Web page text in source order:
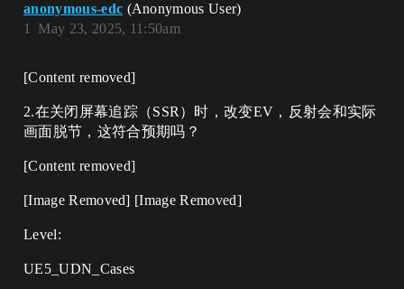
anonymous-edc (Anonymous User)
May 23, 2025, 11:50am
1
[Content removed]
2.在关闭屏幕追踪（SSR）时，改变EV，反射会和实际
画面脱节，这符合预期吗？
[Content removed]
[Image Removed] [Image Removed]
Level:
UE5_UDN_Cases